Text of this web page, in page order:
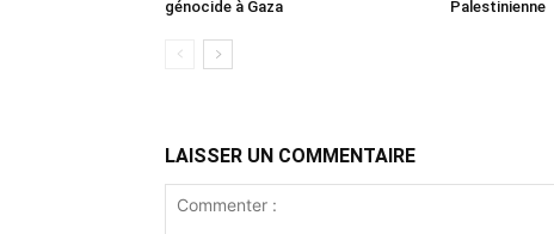
génocide à Gaza
Palestinienne
LAISSER UN COMMENTAIRE